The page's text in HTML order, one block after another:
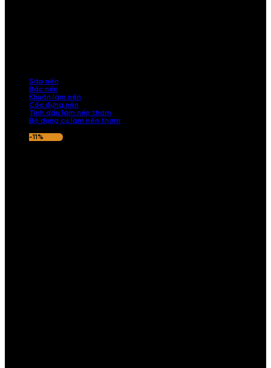
Sáp nến
Bấc nến
Khuôn làm nến
Cốc đựng nến
Tinh dầu làm nến thơm
Bộ dụng cụ làm nến thơm
-11%